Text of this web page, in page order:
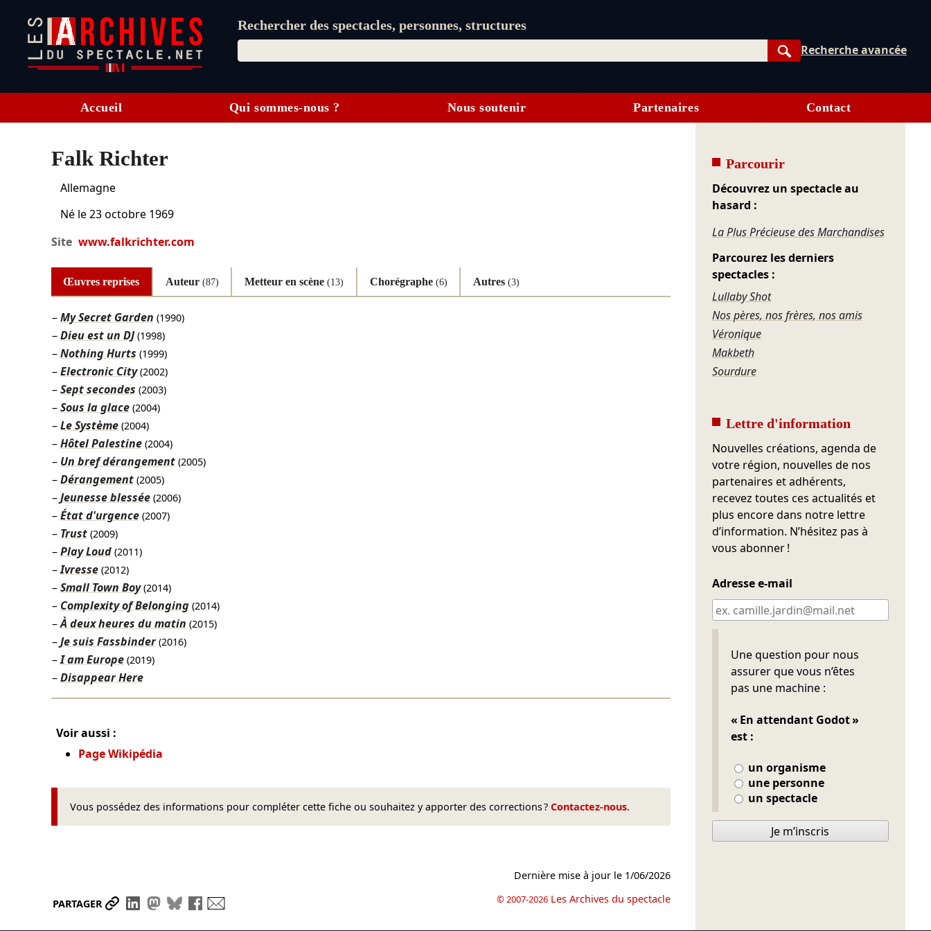
Rechercher des spectacles, personnes, structures
Rechercher
Recherche avancée
Accueil Qui sommes-nous ? Nous soutenir Partenaires Contact
Falk Richter
Allemagne
Né le23 octobre 1969
Site www.falkrichter.com
Œuvres reprises Auteur (87) Metteur en scène(13) Chorégraphe (6) Autres(3)
My Secret Garden (1990)
Dieu est un DJ (1998)
Nothing Hurts (1999)
Electronic City (2002)
Sept secondes (2003)
Sous la glace (2004)
Le Système (2004)
Hôtel Palestine (2004)
Un bref dérangement (2005)
Dérangement (2005)
Jeunesse blessée (2006)
État d'urgence (2007)
Trust (2009)
Play Loud (2011)
Ivresse (2012)
Small Town Boy (2014)
Complexity of Belonging (2014)
À deux heures du matin (2015)
Je suis Fassbinder (2016)
I am Europe (2019)
Disappear Here
Voir aussi :
Page Wikipédia
Vous possédez des informations pour compléter cette fiche ou souhaitez y apporter des corrections ? Contactez-nous.
PARTAGER Partager le lien
Partager sur LinkedIn
Partager sur Mastodon
Partager sur Bluesky
Partager sur Facebook
Dernière mise à jour le 1/06/2026
© 2007-2026 Les Archives du spectacle
Parcourir
Découvrez un spectacle au
hasard :
La Plus Précieuse des Marchandises
Parcourez les derniers
spectacles :
Lullaby Shot
Nos pères, nos frères, nos amis
Véronique
Makbeth
Sourdure
Lettre d'information
Nouvelles créations, agenda de
votre région, nouvelles de nos
partenaires et adhérents,
recevez toutes ces actualités et
plus encore dans notre lettre
d’information. N’hésitez pas à
vous abonner !
Adresse e-mail
Une question pour nous
assurer que vous n’êtes
pas une machine :
« En attendant Godot »
est :
un organisme
une personne
un spectacle
Ne pas remplir
Je m’inscris